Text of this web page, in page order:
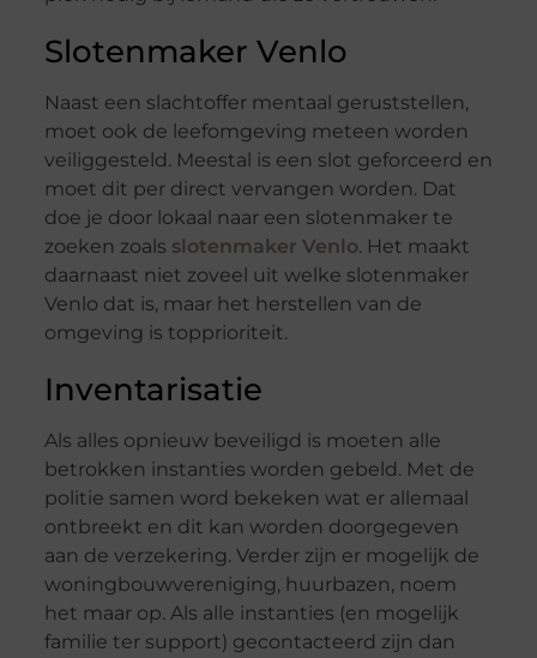
Slotenmaker Venlo
Naast een slachtoffer mentaal geruststellen,
moet ook de leefomgeving meteen worden
veiliggesteld. Meestal is een slot geforceerd en
moet dit per direct vervangen worden. Dat
doe je door lokaal naar een slotenmaker te
zoeken zoals slotenmaker Venlo. Het maakt
daarnaast niet zoveel uit welke slotenmaker
Venlo dat is, maar het herstellen van de
omgeving is topprioriteit.
Inventarisatie
Als alles opnieuw beveiligd is moeten alle
betrokken instanties worden gebeld. Met de
politie samen word bekeken wat er allemaal
ontbreekt en dit kan worden doorgegeven
aan de verzekering. Verder zijn er mogelijk de
woningbouwvereniging, huurbazen, noem
het maar op. Als alle instanties (en mogelijk
familie ter support) gecontacteerd zijn dan